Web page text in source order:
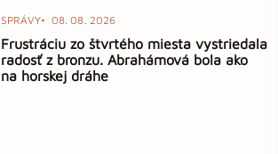
SPRÁVY 08. 08. 2026
Frustráciu zo štvrtého miesta vystriedala
radosť z bronzu. Abrahámová bola ako
na horskej dráhe